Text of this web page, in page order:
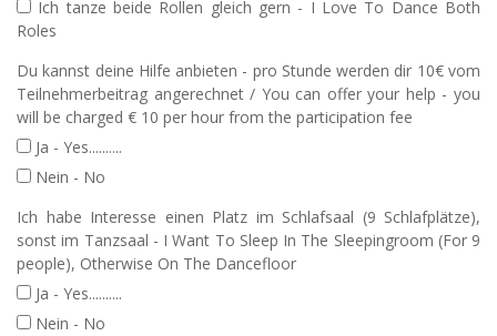
Ich tanze beide Rollen gleich gern - I Love To Dance Both
Roles
Du kannst deine Hilfe anbieten - pro Stunde werden dir 10€ vom
Teilnehmerbeitrag angerechnet / You can offer your help - you
will be charged € 10 per hour from the participation fee
Ja - Yes..........
Nein - No
Ich habe Interesse einen Platz im Schlafsaal (9 Schlafplätze),
sonst im Tanzsaal - I Want To Sleep In The Sleepingroom (For 9
people), Otherwise On The Dancefloor
Ja - Yes..........
Nein - No